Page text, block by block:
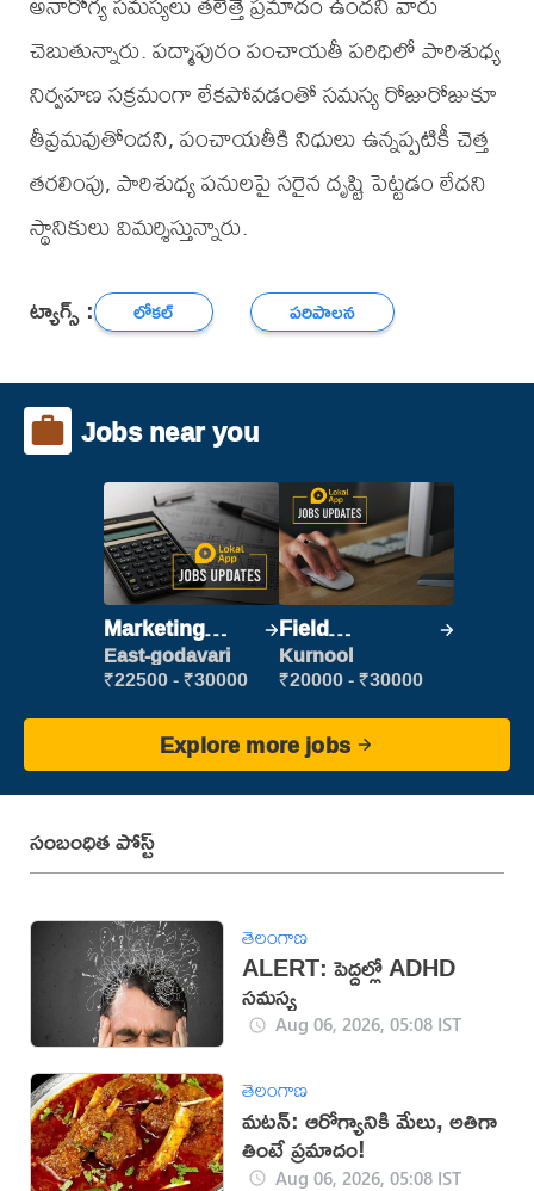
చెబుతున్నారు. పద్మాపురం పంచాయతీ పరిధిలో పారిశుధ్య
నిర్వహణ సక్రమంగా లేకపోవడంతో సమస్య రోజురోజుకూ
తీవ్రమవుతోందని, పంచాయతీకి నిధులు ఉన్నప్పటికీ చెత్త
తరలింపు, పారిశుధ్య పనులపై సరైన దృష్టి పెట్టడం లేదని
స్థానికులు విమర్శిస్తున్నారు.
ట్యాగ్స్ : లోకల్ పరిపాలన
Jobs near you
Marketing
Executive
East-godavari
₹22500 - ₹30000
Field
Marketing
Executive
Kurnool
₹20000 - ₹30000
Explore more jobs
సంబంధిత పోస్ట్
తెలంగాణ
ALERT: పెద్దల్లో ADHD
సమస్య
Aug 06, 2026, 05:08 IST
తెలంగాణ
మటన్: ఆరోగ్యానికి మేలు, అతిగా
తింటే ప్రమాదం!
Aug 06, 2026, 05:08 IST